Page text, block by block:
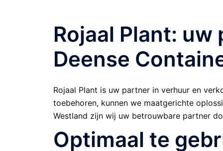
Rojaal Plant:
Deense
Rojaal Plant is uw partner in verhuur en
toebehoren, kunnen we maatgerichte
Westland zijn wij uw betrouwbare partner
Optimaal te